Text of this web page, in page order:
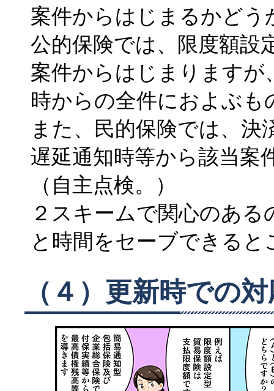
案件からはじまるかどう
公的保険では、限度額設
案件からはじまりますが
時からの全件におよぶも
また、民的保険では、決
遅延通知時等から該当案
（自主点検。）
２スキームで関心のあ
と時間をセーブできると
（４）更新時での